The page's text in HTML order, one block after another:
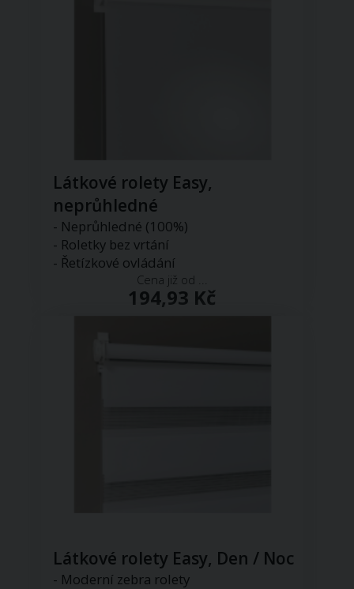
Látkové rolety Easy,
neprůhledné
- Neprůhledné (100%)
- Roletky bez vrtání
- Řetízkové ovládání
Cena již od ...
194,93 Kč
Látkové rolety Easy, Den / Noc
- Moderní zebra rolety